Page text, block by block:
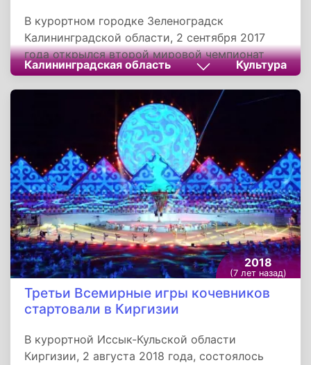
В курортном городке Зеленоградск
Калининградской области, 2 сентября 2017
года открылся второй мировой чемпионат
фейерверков. Участниками фестиваля стали
команды из восьми стран, по два участника в
день. Свои пиромузыкальные программы
представили команды из Нидерландов,
Болгарии, Португалии, Хорватии, Казахстана,
Испании, Словакии и Латвии. Для зрителей
были подготовлены смотровые площадки
«Пирс» и «Роза ветров», а также 2,5
километра променада вдоль берега
Балтийского моря.
Калининградская область Культура
2018
(7 лет назад)
Третьи Всемирные игры кочевников
стартовали в Киргизии
В курортной Иссык-Кульской области
Киргизии, 2 августа 2018 года, состоялось